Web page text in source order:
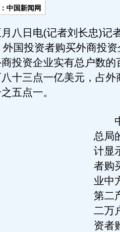
中国新闻网
日电(记者刘长忠)记
国投资者购买外商投
投资企业实有总户数的
十三点一亿美元，占外
五点一。
中
总局
计显
者购
业中
第二
二万
资者